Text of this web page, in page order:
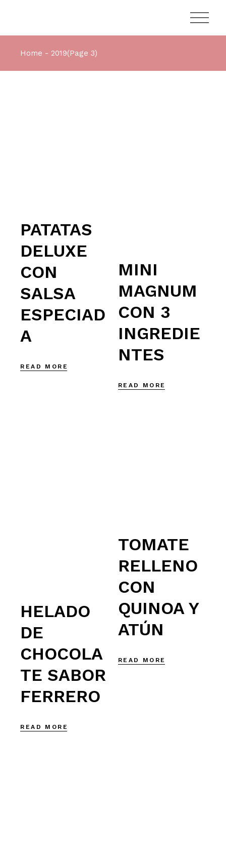
Home 2019(Page 3)
PATATAS
DELUXE
CON
SALSA
ESPECIAD
A
READ MORE
MINI
MAGNUM
CON 3
INGREDIE
NTES
READ MORE
HELADO
DE
CHOCOLA
TE SABOR
FERRERO
READ MORE
TOMATE
RELLENO
CON
QUINOA Y
ATÚN
READ MORE